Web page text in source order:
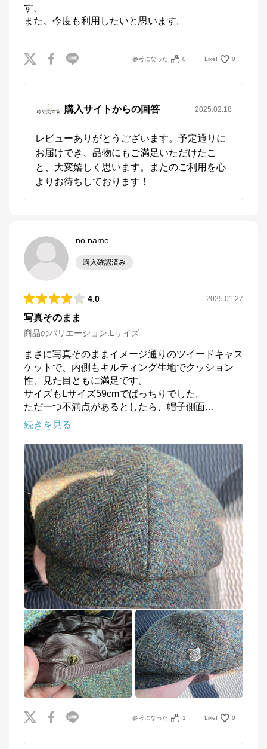
す。
また、今度も利用したいと思います。
参考になった 0 Like! 0
購入サイトからの回答 2025.02.18
レビューありがとうございます。予定通りに
お届けでき、品物にもご満足いただけたこ
と、大変嬉しく思います。またのご利用を心
よりお待ちしております！
no name
購入確認済み
4.0 2025.01.27
写真そのまま
商品のバリエーション:Lサイズ
まさに写真そのままイメージ通りのツイードキャス
ケットで、内側もキルティング生地でクッション
性、見た目ともに満足です。
サイズもLサイズ59cmでばっちりでした。
ただ一つ不満点があるとしたら、帽子側面…
続きを見る
参考になった 1 Like! 0
時谷堂百貨
公式ECサイト
※外部サイトが開きます
時谷堂百貨からのコメント
時谷堂百貨は、パナマハット、フェルトハット、中折
れハット、ハンチング、ベレー帽など上質でおしゃれ
な紳士帽を数多く取り揃える帽子専門店です。